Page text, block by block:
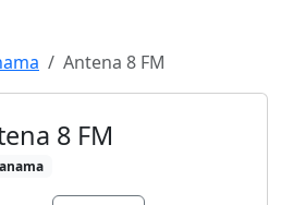
Antena 8 FM
8 FM